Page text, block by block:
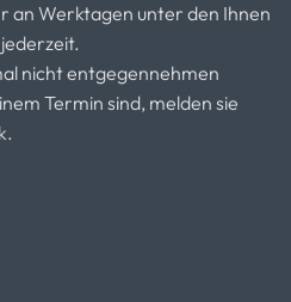
an Werktagen unter den Ihnen
nicht entgegennehmen
Termin sind, melden sie